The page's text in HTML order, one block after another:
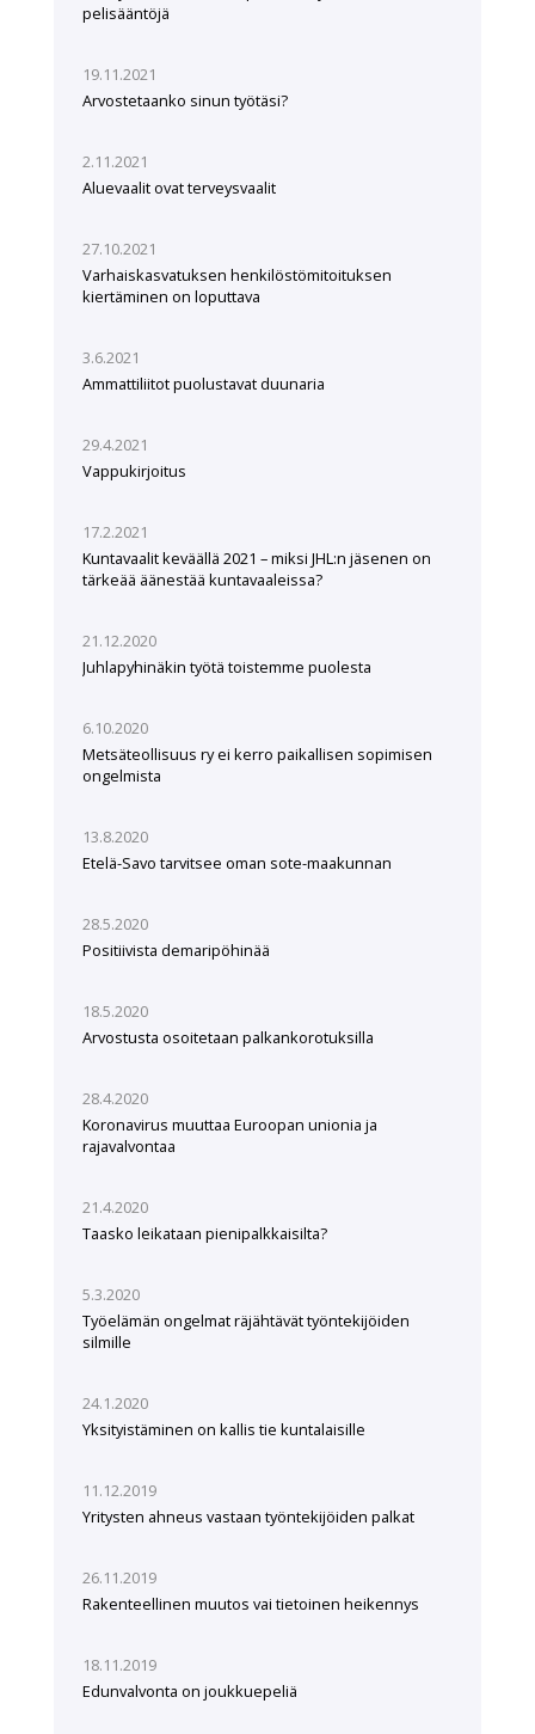
pelisääntöjä
19.11.2021
Arvostetaanko sinun työtäsi?
2.11.2021
Aluevaalit ovat terveysvaalit
27.10.2021
Varhaiskasvatuksen henkilöstömitoituksen
kiertäminen on loputtava
3.6.2021
Ammattiliitot puolustavat duunaria
29.4.2021
Vappukirjoitus
17.2.2021
Kuntavaalit keväällä 2021 – miksi JHL:n jäsenen on
tärkeää äänestää kuntavaaleissa?
21.12.2020
Juhlapyhinäkin työtä toistemme puolesta
6.10.2020
Metsäteollisuus ry ei kerro paikallisen sopimisen
ongelmista
13.8.2020
Etelä-Savo tarvitsee oman sote-maakunnan
28.5.2020
Positiivista demaripöhinää
18.5.2020
Arvostusta osoitetaan palkankorotuksilla
28.4.2020
Koronavirus muuttaa Euroopan unionia ja
rajavalvontaa
21.4.2020
Taasko leikataan pienipalkkaisilta?
5.3.2020
Työelämän ongelmat räjähtävät työntekijöiden
silmille
24.1.2020
Yksityistäminen on kallis tie kuntalaisille
11.12.2019
Yritysten ahneus vastaan työntekijöiden palkat
26.11.2019
Rakenteellinen muutos vai tietoinen heikennys
18.11.2019
Edunvalvonta on joukkuepeliä